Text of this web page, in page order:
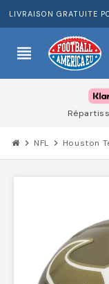
LIVRAISON GRATUITE
view_headline
chevron_right NFL chevron_right Houston